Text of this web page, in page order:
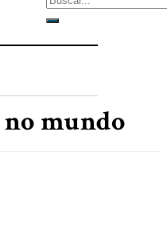
mundo